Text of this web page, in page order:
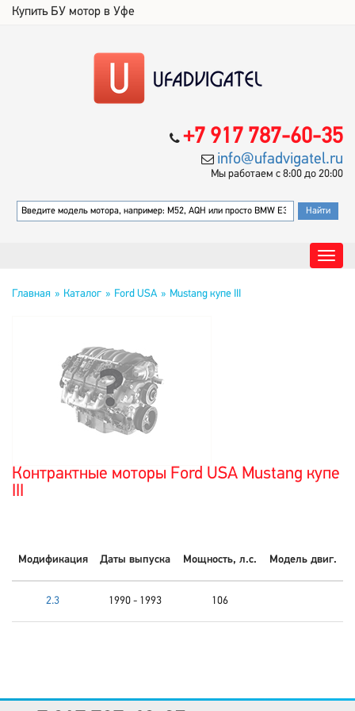
Купить БУ мотор в Уфе
+7 917 787-60-35
info@ufadvigatel.ru
Мы работаем с 8:00 до 20:00
Главная Каталог Ford USA Mustang купе III
Контрактные моторы Ford USA Mustang купе
III
Модификация Даты выпуска Мощность, л.с. Модель двиг.
2.3 1990 - 1993 106